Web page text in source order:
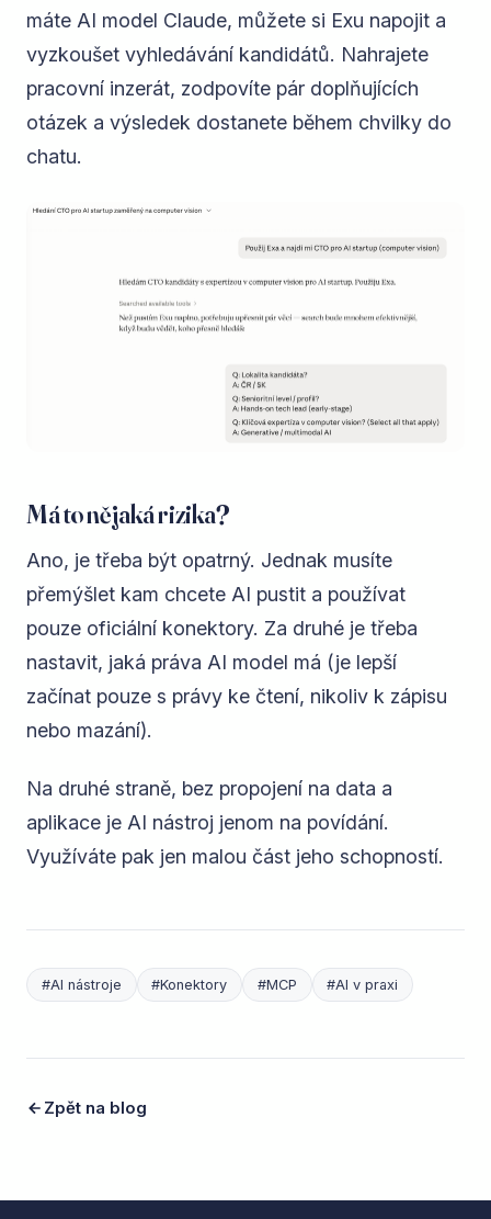
máte AI model Claude, můžete si Exu napojit a
vyzkoušet vyhledávání kandidátů. Nahrajete
pracovní inzerát, zodpovíte pár doplňujících
otázek a výsledek dostanete během chvilky do
chatu.
Má to nějaká rizika?
Ano, je třeba být opatrný. Jednak musíte
přemýšlet kam chcete AI pustit a používat
pouze oficiální konektory. Za druhé je třeba
nastavit, jaká práva AI model má (je lepší
začínat pouze s právy ke čtení, nikoliv k zápisu
nebo mazání).
Na druhé straně, bez propojení na data a
aplikace je AI nástroj jenom na povídání.
Využíváte pak jen malou část jeho schopností.
#AI nástroje #Konektory #MCP #AI v praxi
Zpět na blog